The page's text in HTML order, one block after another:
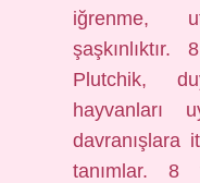
iğrenme,
Plutchik,
hayvanları
davranışlara
tanımlar. 8